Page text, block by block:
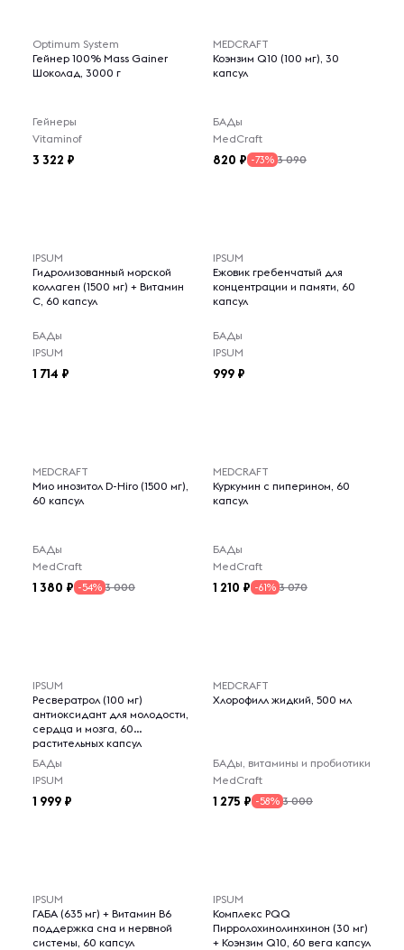
Optimum System
Гейнер 100% Mass Gainer
Шоколад, 3000 г
Гейнеры
Vitaminof
3 322
MEDCRAFT
Коэнзим Q10 (100 мг), 30
капсул
БАДы
MedCraft
820 -73% 3 090
IPSUM
Гидролизованный морской
коллаген (1500 мг) + Витамин
C, 60 капсул
БАДы
IPSUM
1 714
IPSUM
Ежовик гребенчатый для
концентрации и памяти, 60
капсул
БАДы
IPSUM
999
MEDCRAFT
Мио инозитол D-Hiro (1500 мг),
60 капсул
БАДы
MedCraft
1 380 -54% 3 000
MEDCRAFT
Куркумин с пиперином, 60
капсул
БАДы
MedCraft
1 210 -61% 3 070
IPSUM
Ресвератрол (100 мг)
антиоксидант для молодости,
сердца и мозга, 60
растительных капсул
БАДы
IPSUM
1 999
MEDCRAFT
Хлорофилл жидкий, 500 мл
БАДы, витамины и пробиотики
MedCraft
1 275 -58% 3 000
IPSUM
ГАБА (635 мг) + Витамин B6
поддержка сна и нервной
системы, 60 капсул
IPSUM
Комплекс PQQ
Пирролохинолинхинон (30 мг)
+ Коэнзим Q10, 60 вега капсул